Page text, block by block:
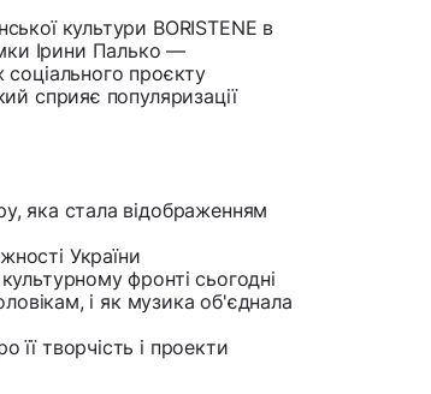
культури BORISTENE в
Ірини Палько —
соціального проєкту
сприяє популяризації
яка стала відображенням
України
фронті сьогодні
і як музика об'єднала
її творчість і проекти